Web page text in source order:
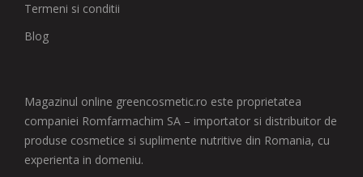
Termeni si conditii
Blog
Magazinul online greencosmetic.ro este proprietatea
companiei Romfarmachim SA – importator si distribuitor de
produse cosmetice si suplimente nutritive din Romania, cu
experienta in domeniu.